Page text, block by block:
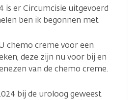
is er Circumcisie uitgevoerd
ben ik begonnen met
chemo creme voor een
deze zijn nu voor bij en
van de chemo creme.
bij de uroloog geweest